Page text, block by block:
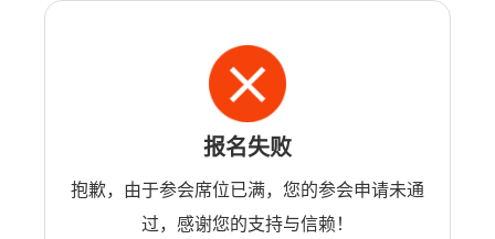
报名失败
抱歉，由于参会席位已满，您的参会申请未通
过，感谢您的支持与信赖！